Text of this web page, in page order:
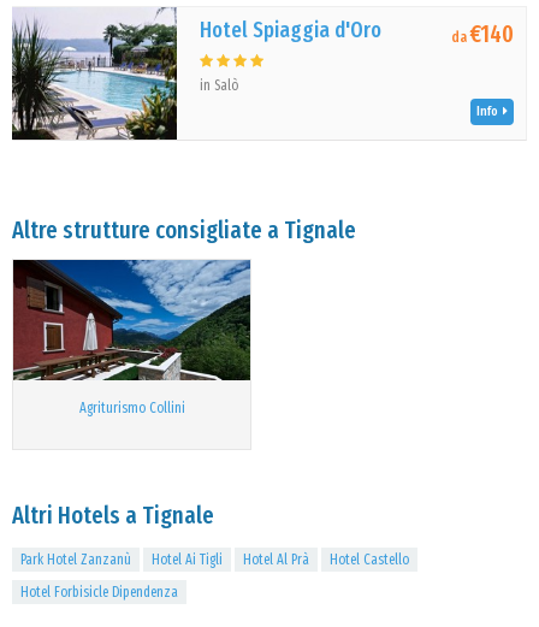
Hotel Spiaggia d'Oro
in Salò
da€140
Info
Altre strutture consigliate a Tignale
Agriturismo Collini
Altri Hotels a Tignale
Park Hotel Zanzanù Hotel Ai Tigli Hotel Al Prà
Hotel Castello
Hotel Forbisicle Dipendenza